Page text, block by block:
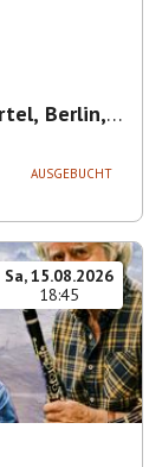
Berlin,
AUSGEBUCHT
Sa, 15.08.2026
18:45